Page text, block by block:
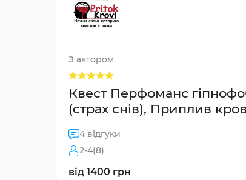
З актором
Квест Перфоманс
(страх снів), Приплив
4 відгуки
2-4(8)
від 1400 грн